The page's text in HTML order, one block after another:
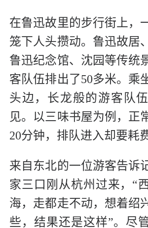
在鲁迅故里的步行街上，
笼下人头攒动。鲁迅故居
鲁迅纪念馆、沈园等传统
客队伍排出了50多米。乘
头边，长龙般的游客队
见。以三味书屋为例，正
20分钟，排队进入却要耗
来自东北的一位游客告诉
家三口刚从杭州过来，“
海，走都走不动，想着绍
些，结果还是这样”。尽